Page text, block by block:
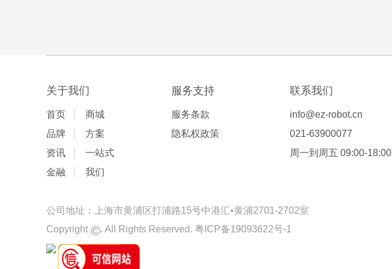
关于我们
首页
商城
品牌
方案
资讯
一站式
金融
我们
服务支持
服务条款
隐私权政策
联系我们
info@ez-robot.cn
021-63900077
周一到周五 09:00-18:00
公司地址：上海市黄浦区打浦路15号中港汇•黄浦2701-2702室
Copyright ©. All Rights Reserved. 粤ICP备19093622号-1